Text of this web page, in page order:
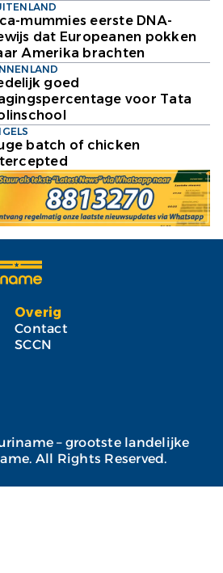
mummies eerste DNA-
dat Europeanen pokken
Amerika brachten
goed
voor Tata
batch of chicken
Overig
Contact
SCCN
– grootste landelijke
All Rights Reserved.